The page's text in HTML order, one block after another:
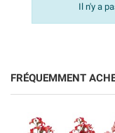
Il n'y a
FRÉQUEMMENT